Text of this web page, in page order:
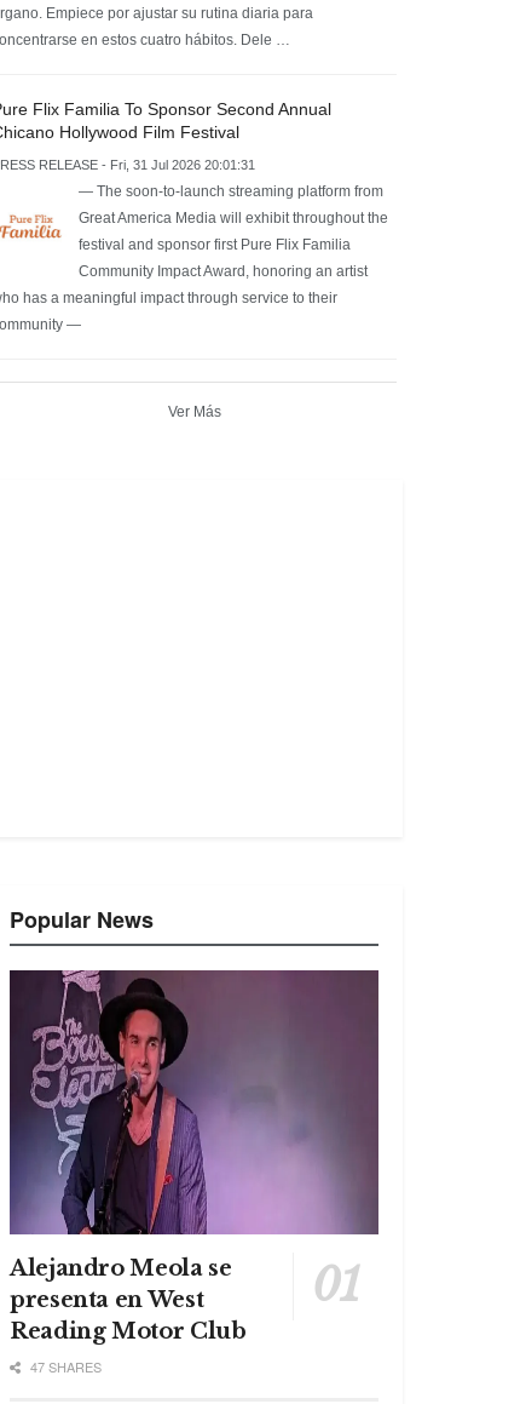
Empiece por ajustar su rutina diaria para
en estos cuatro hábitos. Dele …
Flix Familia To Sponsor Second Annual
Hollywood Film Festival
RELEASE - Fri, 31 Jul 2026 20:01:31
— The soon-to-launch streaming platform from
Great America Media will exhibit throughout the
festival and sponsor first Pure Flix Familia
Community Impact Award, honoring an artist
has a meaningful impact through service to their
—
Ver Más
Popular News
Alejandro Meola se
presenta en West
Reading Motor Club
47 SHARES